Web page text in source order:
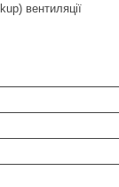
вентиляції